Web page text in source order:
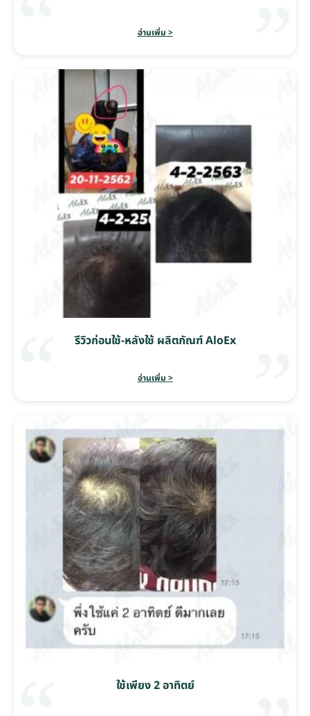
อ่านเพิ่ม >
รีวิวก่อนใช้-หลังใช้ ผลิตภัณฑ์ AloEx
อ่านเพิ่ม >
ใช้เพียง 2 อาทิตย์